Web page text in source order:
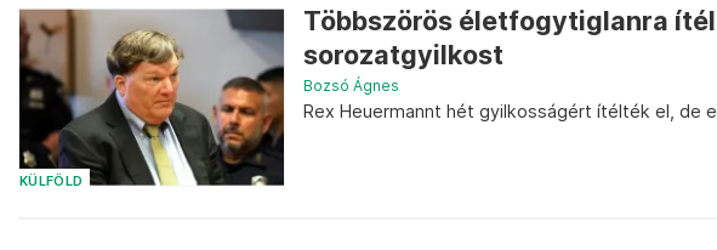
KÜLFÖLD
Többszörös életfogytiglanra
sorozatgyilkost
Bozsó Ágnes
Rex Heuermannt hét gyilkosságért ítélték el, de